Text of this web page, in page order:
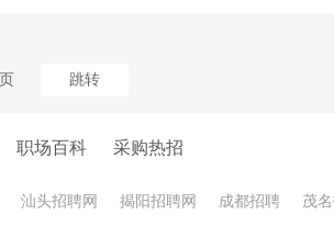
页 跳转
职场百科 采购热招
汕头招聘网 揭阳招聘网 成都招聘 茂